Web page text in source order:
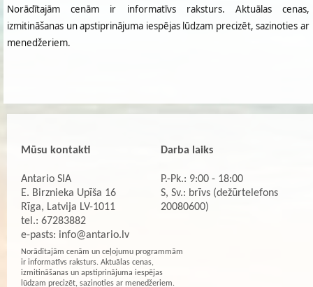
Norādītajām cenām ir informatīvs raksturs. Aktuālas cenas,
izmitināšanas un apstiprinājuma iespējas lūdzam precizēt, sazinoties ar
menedžeriem.
Mūsu kontakti
Antario SIA
E. Birznieka Upīša 16
Rīga, Latvija LV-1011
tel.: 67283882
e-pasts: info@antario.lv
Darba laiks
P.-Pk.: 9:00 - 18:00
S, Sv.: brīvs (dežūrtelefons
20080600)
Norādītajām cenām un ceļojumu programmām
ir informatīvs raksturs. Aktuālas cenas,
izmitināšanas un apstiprinājuma iespējas
lūdzam precizēt, sazinoties ar menedžeriem.